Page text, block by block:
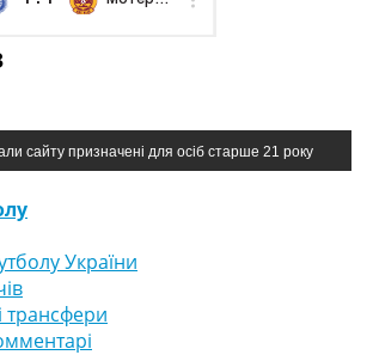
сайту призначені для осіб старше 21 року
України
трансфери